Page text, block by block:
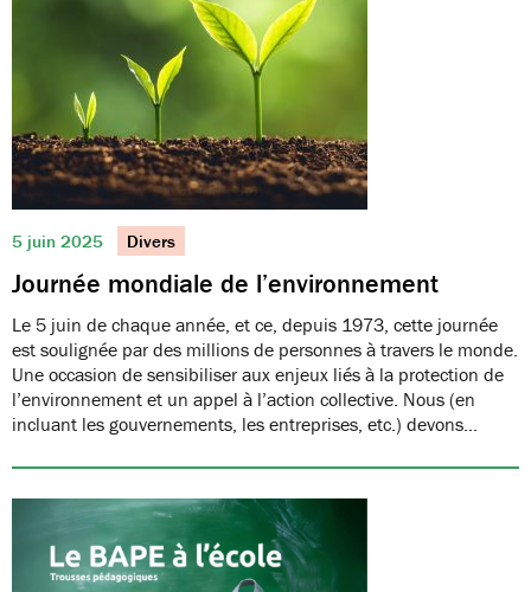
5 juin 2025 Divers
Journée mondiale de l’environnement
Le 5 juin de chaque année, et ce, depuis 1973, cette journée
est soulignée par des millions de personnes à travers le monde.
Une occasion de sensibiliser aux enjeux liés à la protection de
l’environnement et un appel à l’action collective. Nous (en
incluant les gouvernements, les entreprises, etc.) devons…